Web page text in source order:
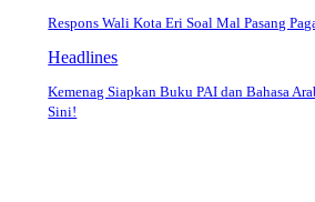
Respons Wali Kota Eri Soal Mal Pasang
Headlines
Kemenag Siapkan Buku PAI dan Bahasa
Sini!